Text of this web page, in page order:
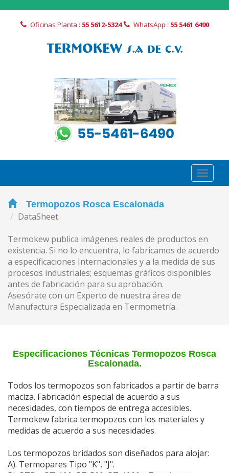
Oficinas Planta : 55 5612-5324 WhatsApp : 55 5461 6490
Toggle
Termopozos Rosca Escalonada
DataSheet.
Termokew publica imágenes reales de productos en
existencia. Si no lo encuentra, lo fabricamos de acuerdo
a especificaciones Internacionales y a la medida de sus
procesos industriales; esquemas gráficos disponibles
antes de fabricación para su aprobación.
Asesórate con un Experto de nuestra área de
Manufactura Especializada en Termometría.
Especificaciones Técnicas Termopozos Rosca
Escalonada.
Todos los termopozos son fabricados a partir de barra
maciza. Fabricación especial de acuerdo a sus
necesidades, con tiempos de entrega accesibles.
Termokew fabrica termopozos con los materiales y
medidas de acuerdo a sus necesidades.
Los termopozos bridados son diseñados para alojar:
A). Termopares Tipo "K", "J".